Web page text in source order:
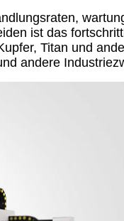
ist das
Titan und
andere